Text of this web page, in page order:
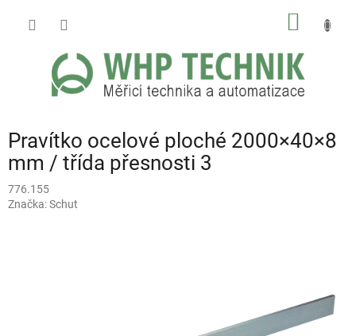
Pravítko ocelové ploché 2000×40×8
mm / třída přesnosti 3
776.155
Značka:Schut